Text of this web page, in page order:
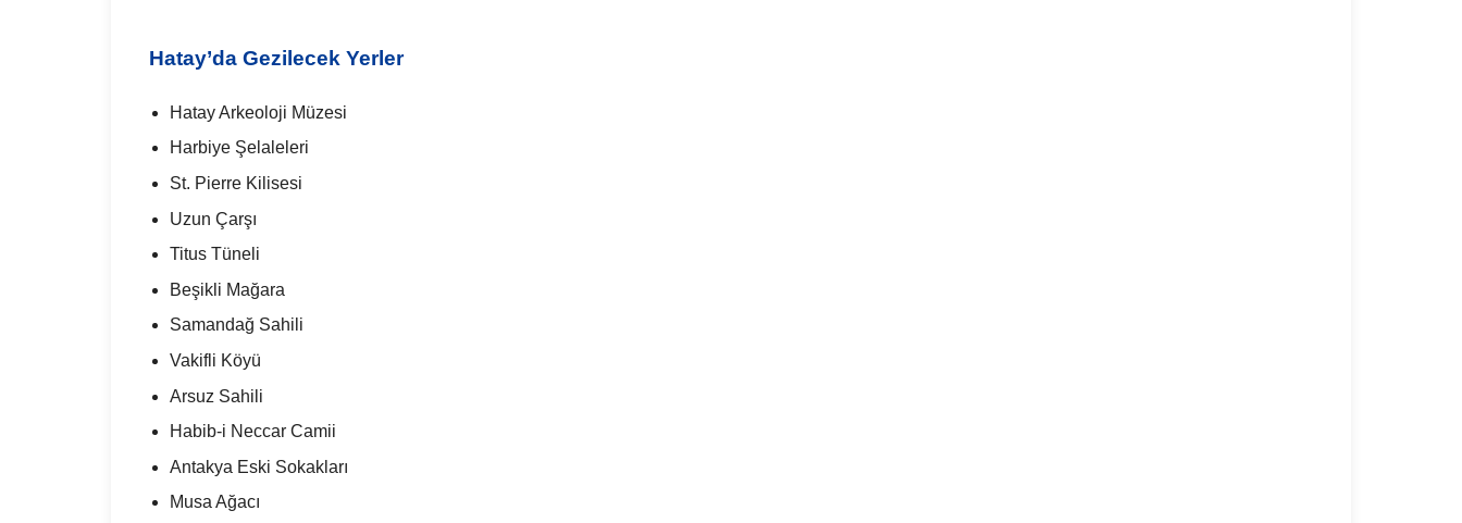
Hatay’da Gezilecek Yerler
Hatay Arkeoloji Müzesi
Harbiye Şelaleleri
St. Pierre Kilisesi
Uzun Çarşı
Titus Tüneli
Beşikli Mağara
Samandağ Sahili
Vakifli Köyü
Arsuz Sahili
Habib-i Neccar Camii
Antakya Eski Sokakları
Musa Ağacı